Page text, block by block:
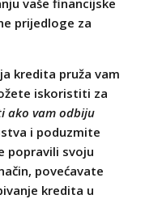
prijedloge za
kredita pruža vam
iskoristiti za
ako vam odbiju
i poduzmite
popravili svoju
povećavate
kredita u